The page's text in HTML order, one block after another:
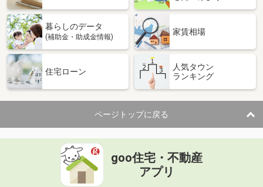
暮らしのデータ
(補助金・助成金情報)
家賃相場
住宅ローン
人気タウン
ランキング
ページトップに戻る
goo住宅・不動産
アプリ